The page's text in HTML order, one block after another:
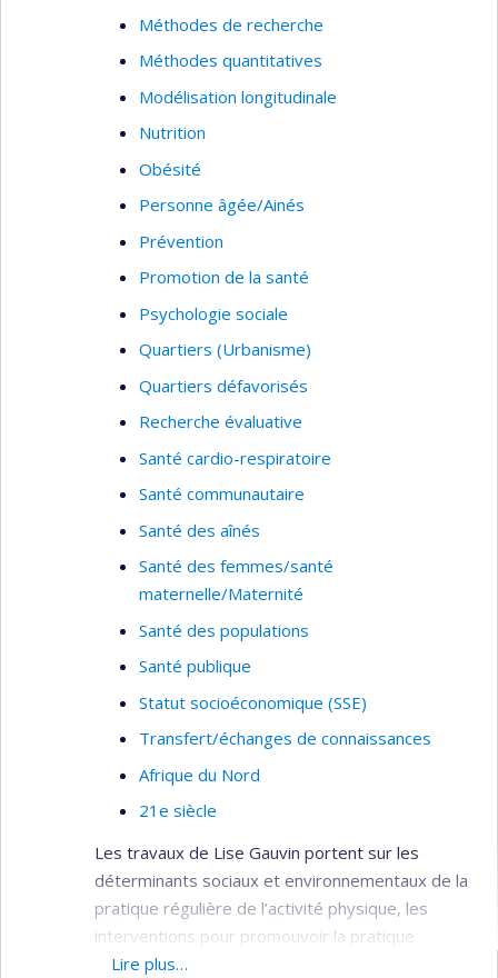
Méthodes de recherche
Méthodes quantitatives
Modélisation longitudinale
Nutrition
Obésité
Personne âgée/Ainés
Prévention
Promotion de la santé
Psychologie sociale
Quartiers (Urbanisme)
Quartiers défavorisés
Recherche évaluative
Santé cardio-respiratoire
Santé communautaire
Santé des aînés
Santé des femmes/santé
maternelle/Maternité
Santé des populations
Santé publique
Statut socioéconomique (SSE)
Transfert/échanges de connaissances
Afrique du Nord
21e siècle
Les travaux de Lise Gauvin portent sur les
déterminants sociaux et environnementaux de la
pratique régulière de l’activité physique, les
interventions pour promouvoir la pratique
régulière de l’activité physique au niveau
Lire plus…